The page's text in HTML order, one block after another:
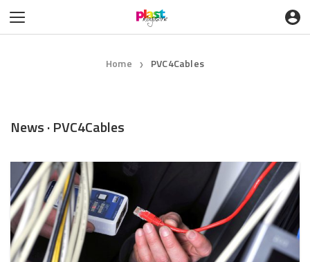
Home ❯ PVC4Cables
News · PVC4Cables